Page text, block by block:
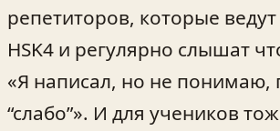
репетиторов, которые
HSK4 и регулярно слышат
«Я написал, но не понимаю,
“слабо”». И для учеников